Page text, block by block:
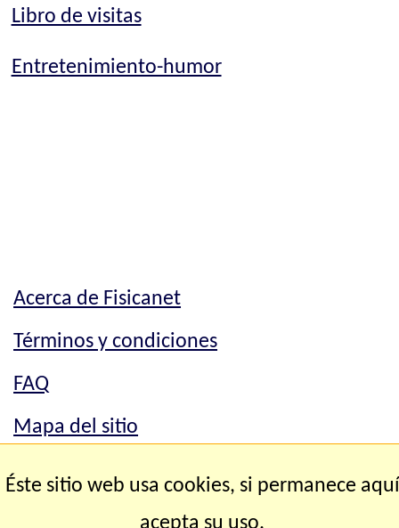
Libro de visitas
Entretenimiento-humor
Acerca de Fisicanet
Términos y condiciones
FAQ
Mapa del sitio
Mapa del sitio
Éste sitio web usa cookies, si permanece aquí